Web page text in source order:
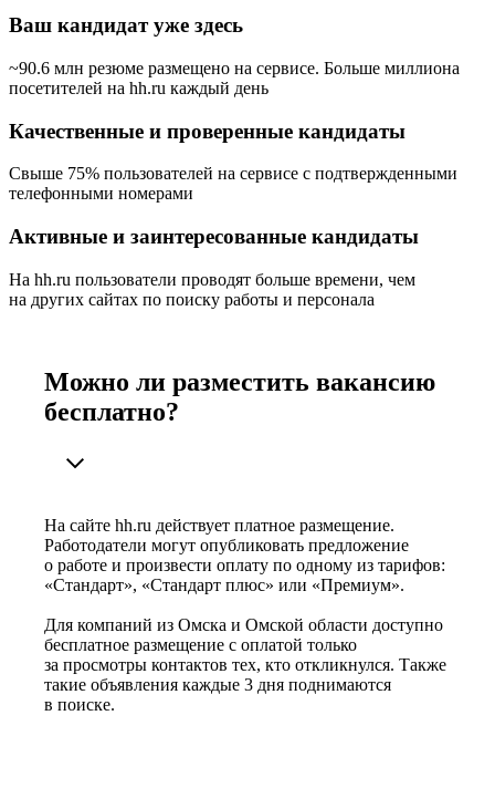
Ваш кандидат уже здесь
~90.6 млн резюме размещено на сервисе. Больше миллиона
посетителей на hh.ru каждый день
Качественные и проверенные кандидаты
Свыше 75% пользователей на сервисе с подтвержденными
телефонными номерами
Активные и заинтересованные кандидаты
На hh.ru пользователи проводят больше времени, чем
на других сайтах по поиску работы и персонала
Можно ли разместить вакансию
бесплатно?
На сайте hh.ru действует платное размещение.
Работодатели могут опубликовать предложение
о работе и произвести оплату по одному из тарифов:
«Стандарт», «Стандарт плюс» или «Премиум».
Для компаний из Омска и Омской области доступно
бесплатное размещение с оплатой только
за просмотры контактов тех, кто откликнулся. Также
такие объявления каждые 3 дня поднимаются
в поиске.